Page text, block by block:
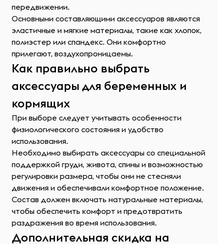
передвижении.
Основными составляющими аксессуаров являются
эластичные и мягкие материалы, такие как хлопок,
полиэстер или спандекс. Они комфортно
прилегают, воздухопроницаемы.
Как правильно выбрать
аксессуары для беременных и
кормящих
При выборе следует учитывать особенности
физиологического состояния и удобство
использования.
Необходимо выбирать аксессуары со специальной
поддержкой груди, живота, спины и возможностью
регулировки размера, чтобы они не стесняли
движения и обеспечивали комфортное положение.
Состав должен включать натуральные материалы,
чтобы обеспечить комфорт и предотвратить
раздражения во время использования.
Дополнительная скидка на